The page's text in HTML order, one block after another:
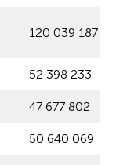
120 039 187
52 398 233
47 677 802
50 640 069